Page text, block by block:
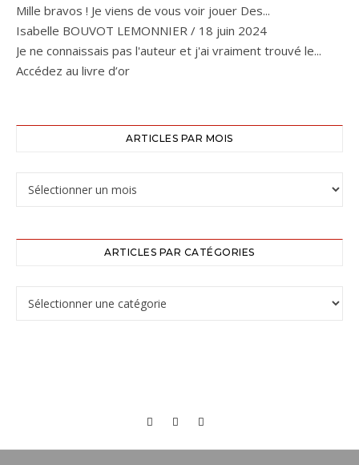
Mille bravos ! Je viens de vous voir jouer Des...
Isabelle BOUVOT LEMONNIER / 18 juin 2024
Je ne connaissais pas l'auteur et j'ai vraiment trouvé le...
Accédez au livre d’or
ARTICLES PAR MOIS
ARTICLES PAR CATÉGORIES